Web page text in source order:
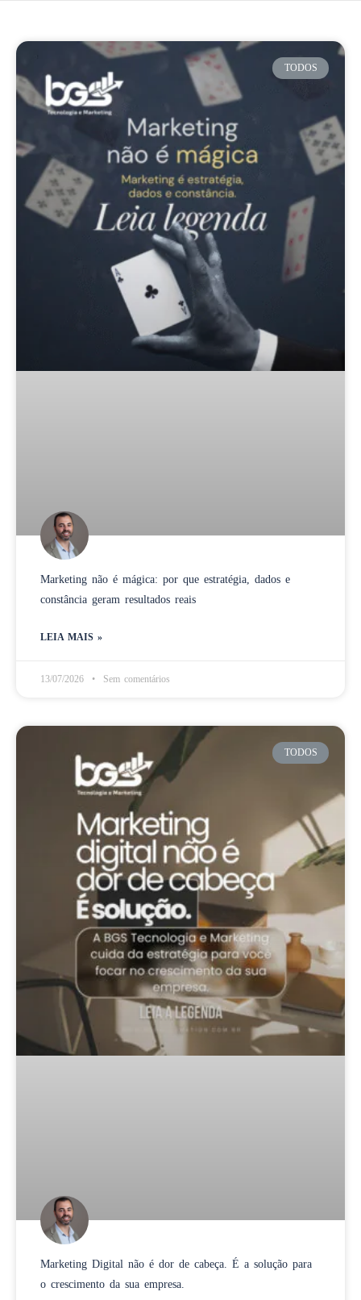
TODOS
Marketing não é mágica: por que estratégia, dados e
constância geram resultados reais
LEIA MAIS »
13/07/2026 Sem comentários
TODOS
Marketing Digital não é dor de cabeça. É a solução para
o crescimento da sua empresa.